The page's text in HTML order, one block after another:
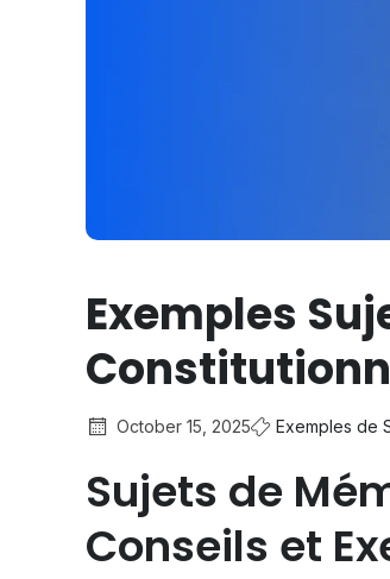
Exemples
October 15, 2025 Exemples de
Sujets de
Conseils et